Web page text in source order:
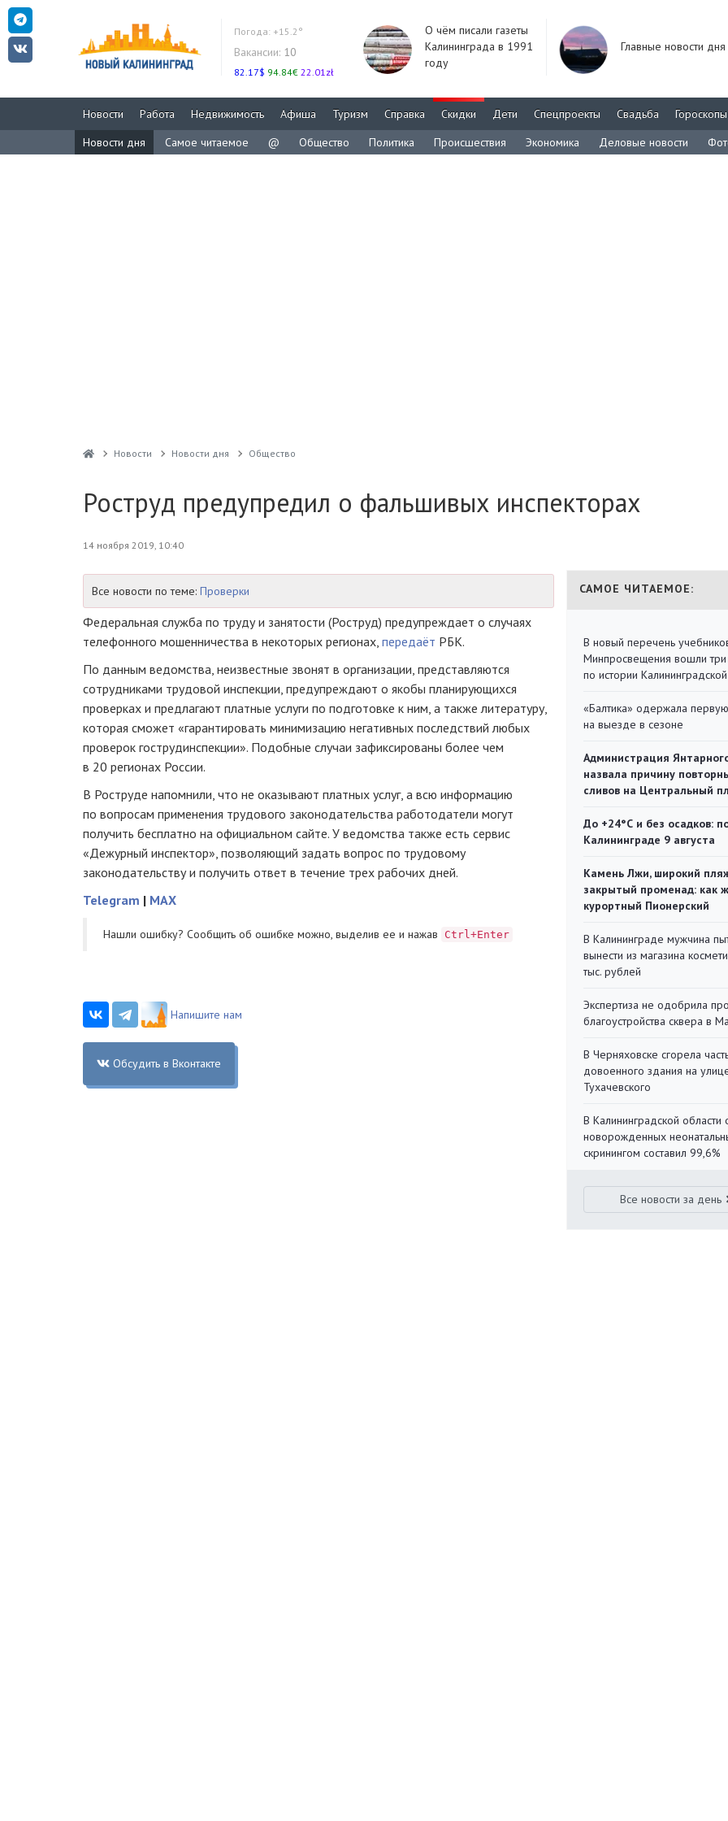
Погода: +15.2°
Вакансии: 10
82.17$ 94.84€ 22.01zł
О чём писали газеты
Калининграда в 1991
году
Главные новости дня
Новости Работа Недвижимость Афиша Туризм Справка Скидки Дети Спецпроекты Свадьба
Гороскопы
Новости дня
Самое читаемое @ Общество Политика Происшествия Экономика Деловые новости
Новости Новости дня Общество
Роструд предупредил о фальшивых инспекторах
14 ноября 2019, 10:40
Все новости по теме: Проверки
Федеральная служба по труду и занятости (Роструд) предупреждает о случаях
телефонного мошенничества в некоторых регионах, передаёт РБК.
По данным ведомства, неизвестные звонят в организации, представляются
сотрудниками трудовой инспекции, предупреждают о якобы планирующихся
проверках и предлагают платные услуги по подготовке к ним, а также литературу,
которая сможет «гарантировать минимизацию негативных последствий любых
проверок гострудинспекции». Подобные случаи зафиксированы более чем
в 20 регионах России.
В Роструде напомнили, что не оказывают платных услуг, а всю информацию
по вопросам применения трудового законодательства работодатели могут
получить бесплатно на официальном сайте. У ведомства также есть сервис
«Дежурный инспектор», позволяющий задать вопрос по трудовому
законодательству и получить ответ в течение трех рабочих дней.
Telegram | MAX
Нашли ошибку? Cообщить об ошибке можно, выделив ее и нажав Ctrl+Enter
Напишите нам
Обсудить в Вконтакте
САМОЕ ЧИТАЕМОЕ:
В новый перечень
Минпросвещения вошли три
по истории
«Балтика» одержала
на выезде в сезоне
Администрация
назвала причину
сливов на Центральный
До +24°С и без осадков:
Калининграде 9 августа
Камень Лжи, широкий
закрытый променад: как
курортный Пионерский
В Калининграде мужчина
вынести из магазина
тыс. рублей
Экспертиза не одобрила
благоустройства сквера в
В Черняховске сгорела
довоенного здания на
Тухачевского
В Калининградской области
новорожденных
скринингом составил 99,6%
Все новости за день